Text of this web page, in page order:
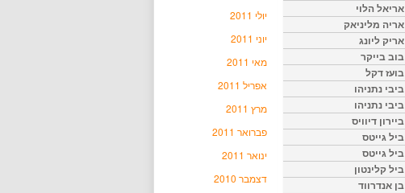
יולי 2011
יוני 2011
מאי 2011
אפריל 2011
מרץ 2011
פברואר 2011
ינואר 2011
דצמבר 2010
אריאל הלוי
אריה מליניאק
אריק ליונג
בוב בייקר
בועז דקל
ביבי נתניהו
ביבי נתניהו
ביירון דיוויס
ביל גייטס
ביל גייטס
ביל קלינטון
בן אנדרווד